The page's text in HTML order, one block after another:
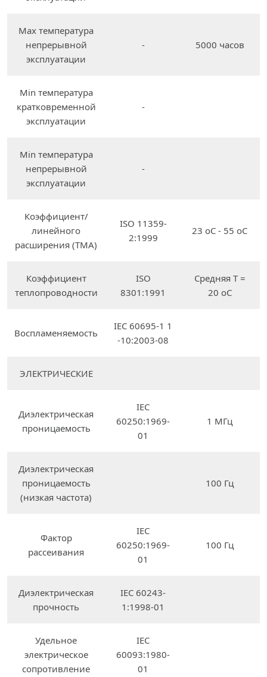
Max температура
непрерывной
эксплуатации
- 5000 часов
Min температура
кратковременной
эксплуатации
-
Min температура
непрерывной
эксплуатации
-
Коэффициент/
линейного
расширения (TMA)
ISO 11359-
2:1999
23 oC - 55 oC
Коэффициент
теплопроводности
ISO
8301:1991
Средняя T =
20 oC
Воспламеняемость
IEC 60695-1 1
-10:2003-08
ЭЛЕКТРИЧЕСКИЕ
Диэлектрическая
проницаемость
IEC
60250:1969-
01
1 МГц
Диэлектрическая
проницаемость
(низкая частота)
100 Гц
Фактор
рассеивания
IEC
60250:1969-
01
100 Гц
Диэлектрическая
прочность
IEC 60243-
1:1998-01
Удельное
электрическое
сопротивление
IEC
60093:1980-
01